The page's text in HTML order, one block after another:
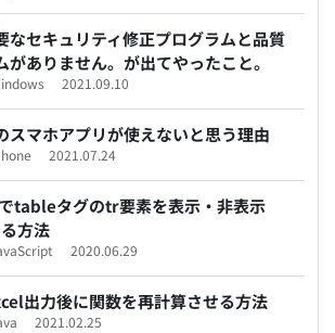
なセキュリティ修正プログラムと品質
がありません。が出てやったこと。
2021.09.10
スマホアプリが使えないと思う理由
2021.07.24
tableタグのtr要素を表示・非表示
方法
2020.06.29
出力後に関数を再計算させる方法
2021.02.25